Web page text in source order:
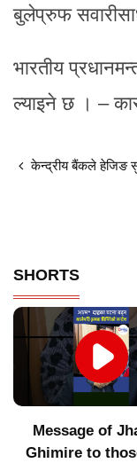
बुलेप्रुफ
भारतीय
ल्याइने छ । –
केन्द्रीय बैंकले हेजिङ
SHORTS
Message of
Ghimire to